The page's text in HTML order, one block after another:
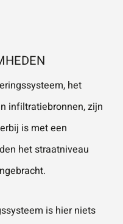
het
infiltratiebronnen, zijn
is met een
het straatniveau
is hier niets